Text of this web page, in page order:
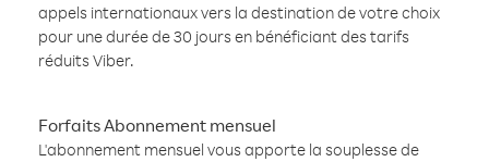
appels internationaux vers la destination de votre choix
pour une durée de 30 jours en bénéficiant des tarifs
réduits Viber.
Forfaits Abonnement mensuel
L'abonnement mensuel vous apporte la souplesse de